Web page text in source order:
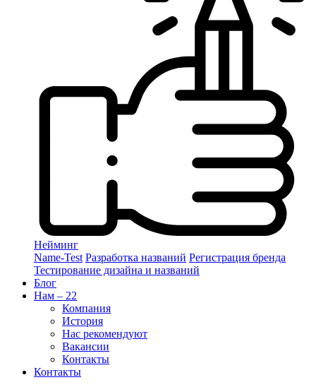
Нейминг
Name-Test Разработка названий Регистрация бренда
Тестирование дизайна и названий
Блог
Нам – 22
Компания
История
Нас рекомендуют
Вакансии
Контакты
Контакты